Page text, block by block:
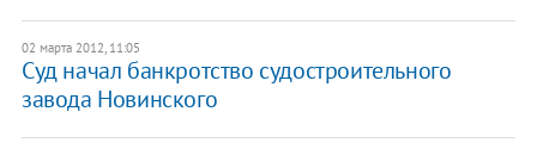
02 марта 2012, 11:05
Суд начал банкротство судостроительного
завода Новинского